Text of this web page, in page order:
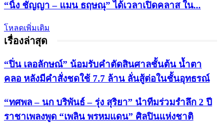
“นิ้ง ชัญญา – แมน ธฤษณุ” ได้เวลาเปิดคลาส ใน...
โหลดเพิ่มเติม
เรื่องล่าสุด
“ปิ่น เลอลักษณ์” น้อมรับคำตัดสินศาลชั้นต้น น้ำตา
คลอ หลังมีคำสั่งชดใช้ 7.7 ล้าน ลั่นสู้ต่อในชั้นอุทธรณ์
“ทศพล – นก บริพันธ์ – รุ่ง สุริยา” นำทีมร่วมรำลึก 2 ปี
ราชาเพลงพูด “เพลิน พรหมแดน” ศิลปินแห่งชาติ